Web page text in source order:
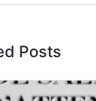
Posts